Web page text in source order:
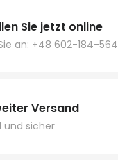
Sie jetzt online
an: +48 602-184-564
Versand
und sicher